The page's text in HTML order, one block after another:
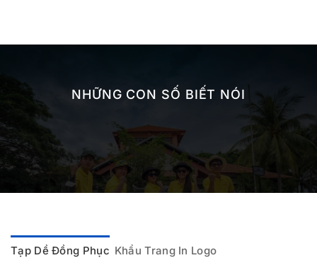
NHỮNG CON SỐ BIẾT NÓI
Tạp Dề Đồng Phục Khẩu Trang In Logo